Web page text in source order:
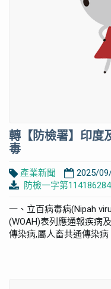
轉【防檢署】印度
毒
產業新聞 2025/
防檢一字第
一、立百病毒病(Nipah
(WOAH)表列應通報疾病
傳染病,屬人畜共通傳染病